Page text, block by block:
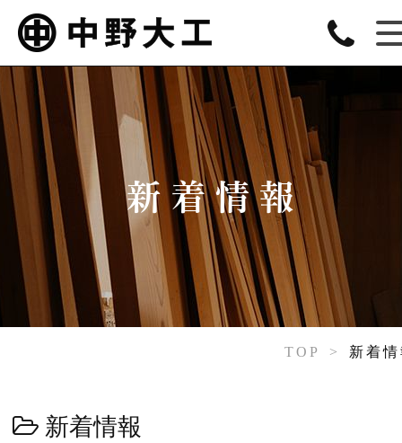
新着情報
TOP > 新着
新着情報